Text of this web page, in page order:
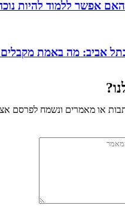
אפשר ללמוד להיות
אביב: מה באמת
או מאמרים ונשמח לפרסם